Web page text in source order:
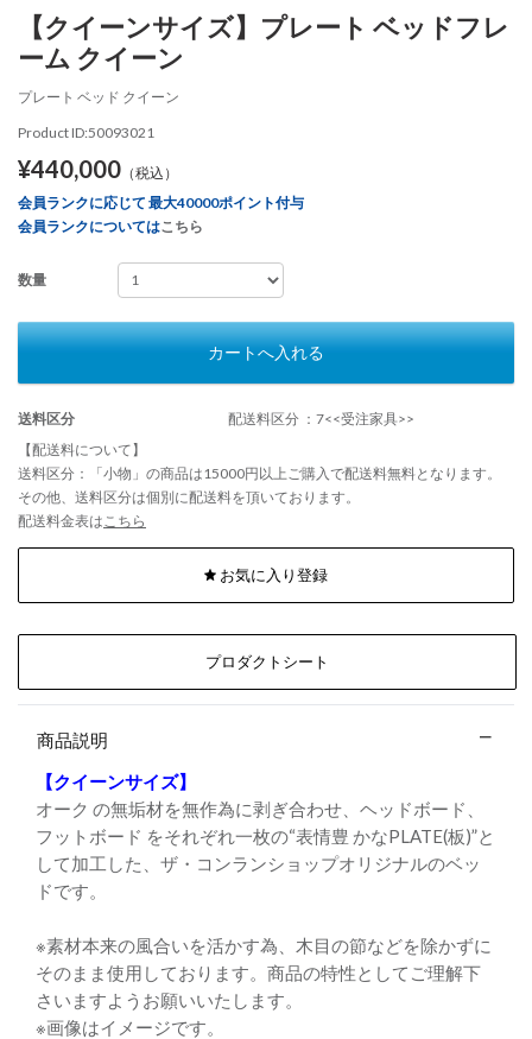
【クイーンサイズ】プレート ベッドフレ
ーム クイーン
プレート ベッド クイーン
Product ID:50093021
¥440,000 （税込）
会員ランクに応じて 最大40000ポイント付与
会員ランクについてはこちら
数量
カートへ入れる
送料区分
配送料区分 ：7<<受注家具>>
【配送料について】
送料区分：「小物」の商品は15000円以上ご購入で配送料無料となります。
その他、送料区分は個別に配送料を頂いております。
配送料金表は こちら
お気に入り登録
プロダクトシート
商品説明
【クイーンサイズ】
オーク の無垢材を無作為に剥ぎ合わせ、ヘッドボード、
フットボード をそれぞれ一枚の“表情豊 かなPLATE(板)”と
して加工した、ザ・コンランショップオリジナルのベッ
ドです。
※素材本来の風合いを活かす為、木目の節などを除かずに
そのまま使用しております。商品の特性としてご理解下
さいますようお願いいたします。
※画像はイメージです。